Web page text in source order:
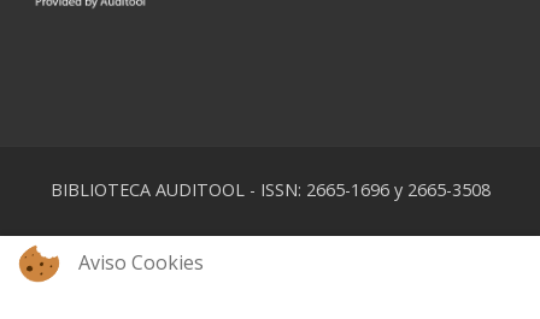
BIBLIOTECA AUDITOOL - ISSN: 2665-1696 y 2665-3508
Aviso Cookies